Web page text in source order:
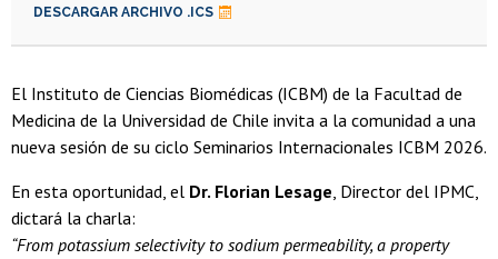
DESCARGAR ARCHIVO .ICS
El Instituto de Ciencias Biomédicas (ICBM) de la Facultad de
Medicina de la Universidad de Chile invita a la comunidad a una
nueva sesión de su ciclo Seminarios Internacionales ICBM 2026.
En esta oportunidad, el Dr. Florian Lesage, Director del IPMC,
dictará la charla:
“From potassium selectivity to sodium permeability, a property